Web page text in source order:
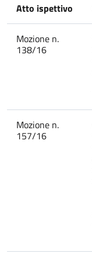
Atto ispettivo
Mozione n.
138/16
Mozione n.
157/16